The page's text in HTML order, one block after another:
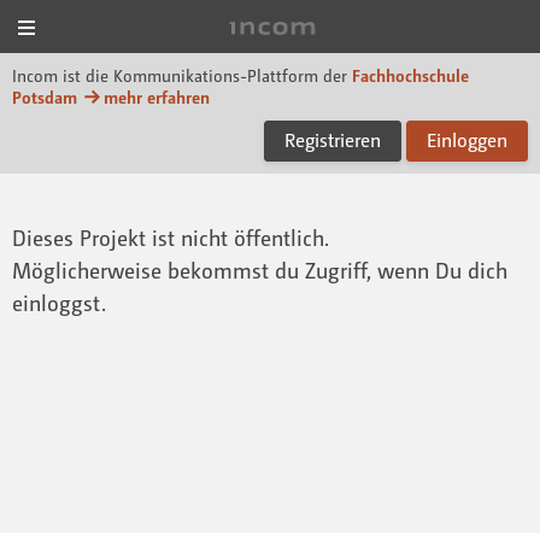
Incom ist die Kommunikations-Plattform der Fachhochschule
Potsdam
mehr erfahren
Registrieren Einloggen
Dieses Projekt ist nicht öffentlich.
Möglicherweise bekommst du Zugriff, wenn Du dich
einloggst.